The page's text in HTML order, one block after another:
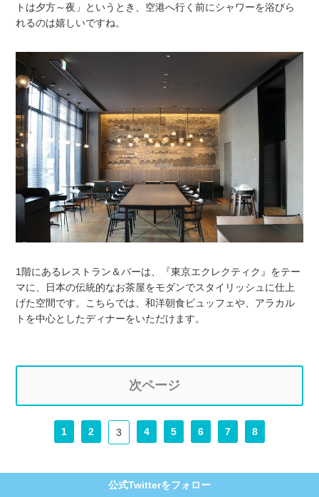
トは夕方～夜」というとき、空港へ行く前にシャワーを浴びら
れるのは嬉しいですね。
1階にあるレストラン＆バーは、『東京エクレクティク』をテー
マに、日本の伝統的なお茶屋をモダンでスタイリッシュに仕上
げた空間です。こちらでは、和洋朝食ビュッフェや、アラカル
トを中心としたディナーをいただけます。
次ページ
1 2 3 4 5 6 7 8
公式Twitterをフォロー